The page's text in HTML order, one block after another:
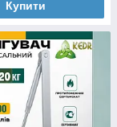
Купити